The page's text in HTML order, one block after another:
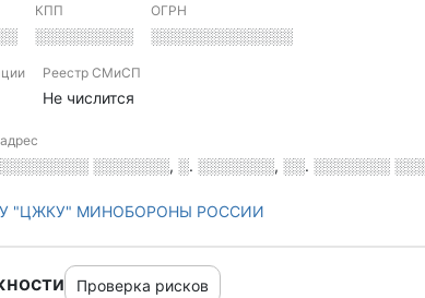
КПП
░░░░░░░░░
ОГРН
░░░░░░░░░░░░░
Реестр СМиСП
Не числится
░░░░░░░, ░. ░░░░░░░, ░░. ░░░░░░░
"ЦЖКУ" МИНОБОРОНЫ РОССИИ
Проверка рисков